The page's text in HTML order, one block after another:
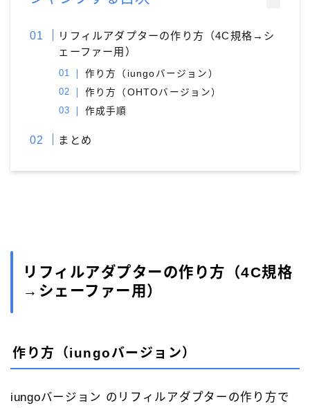
リフィルアダプターの作り方（4C規格→シ
ェーファー用）
作り方（iungoバージョン）
作り方（OHTOバージョン）
作成手順
まとめ
リフィルアダプターの作り方（4C規格
→シェーファー用）
作り方（iungoバージョン）
iungoバージョン のリフィルアダプターの作り方で